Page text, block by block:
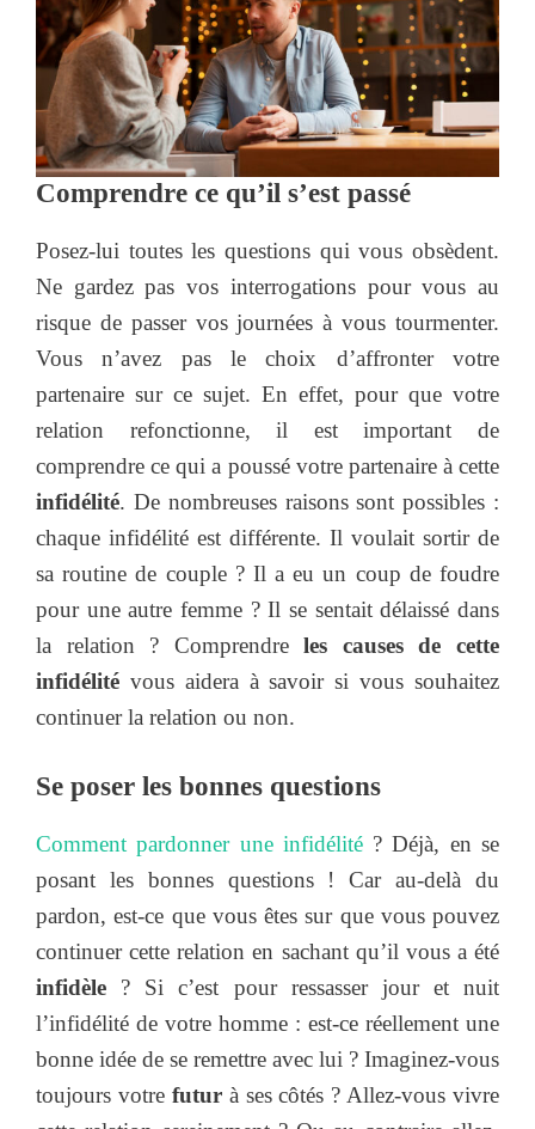
Comprendre ce qu’il s’est passé
Posez-lui toutes les questions qui vous obsèdent.
Ne gardez pas vos interrogations pour vous au
risque de passer vos journées à vous tourmenter.
Vous n’avez pas le choix d’affronter votre
partenaire sur ce sujet. En effet, pour que votre
relation refonctionne, il est important de
comprendre ce qui a poussé votre partenaire à cette
infidélité. De nombreuses raisons sont possibles :
chaque infidélité est différente. Il voulait sortir de
sa routine de couple ? Il a eu un coup de foudre
pour une autre femme ? Il se sentait délaissé dans
la relation ? Comprendreles causes de cette
infidélité vous aidera à savoir si vous souhaitez
continuer la relation ou non.
Se poser les bonnes questions
Comment pardonner une infidélité? Déjà, en se
posant les bonnes questions ! Car au-delà du
pardon, est-ce que vous êtes sur que vous pouvez
continuer cette relation en sachant qu’il vous a été
infidèle ? Si c’est pour ressasser jour et nuit
l’infidélité de votre homme : est-ce réellement une
bonne idée de se remettre avec lui ? Imaginez-vous
toujours votre futurà ses côtés ? Allez-vous vivre